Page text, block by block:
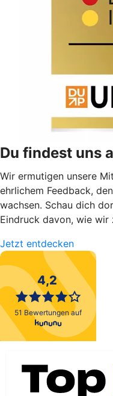
Du findest uns
Wir ermutigen unsere
ehrlichem Feedback,
wachsen. Schau dich
Eindruck davon, wie wir
Jetzt entdecken